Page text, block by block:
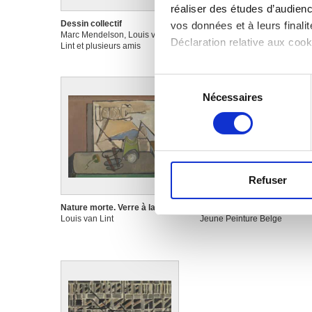
réaliser des études
vos données et à leurs
Déclaration relative aux
Si vous le permettez, nous
Collecter des
digitales).
partenaires de médias
du
consentement
Nécessaires
Refuser
Dessin collectif
Marc Mendelson, Louis van
Lint et plusieurs amis
Etrange végétation
Nature morte. Verre à lampe
Louis van Lint
Jeune Peinture Belge